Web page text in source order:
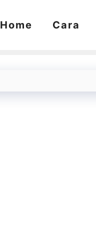
Home Cara